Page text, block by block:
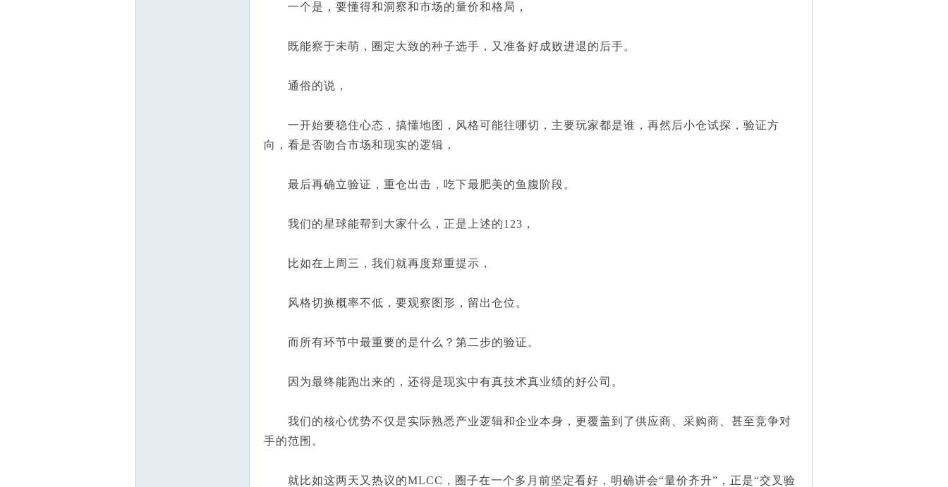
一个是，要懂得和洞察和市场的量价和格局，
既能察于未萌，圈定大致的种子选手，又准备好成败进退的后手。
通俗的说，
一开始要稳住心态，搞懂地图，风格可能往哪切，主要玩家都是谁，再然后小仓试探，验证方
向，看是否吻合市场和现实的逻辑，
最后再确立验证，重仓出击，吃下最肥美的鱼腹阶段。
我们的星球能帮到大家什么，正是上述的123，
比如在上周三，我们就再度郑重提示，
风格切换概率不低，要观察图形，留出仓位。
而所有环节中最重要的是什么？第二步的验证。
因为最终能跑出来的，还得是现实中有真技术真业绩的好公司。
我们的核心优势不仅是实际熟悉产业逻辑和企业本身，更覆盖到了供应商、采购商、甚至竞争对
手的范围。
就比如这两天又热议的MLCC，圈子在一个多月前坚定看好，明确讲会“量价齐升”，正是“交叉验